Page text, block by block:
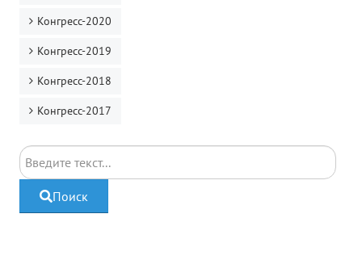
Конгресс-2020
Конгресс-2019
Конгресс-2018
Конгресс-2017
Поиск
Поиск